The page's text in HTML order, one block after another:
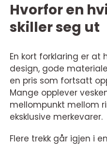
Hvorfor en
skiller seg ut
En kort forklaring er at
design, gode
en pris som fortsatt
Mange opplever
mellompunkt mellom
eksklusive merkevarer.
Flere trekk går igjen i